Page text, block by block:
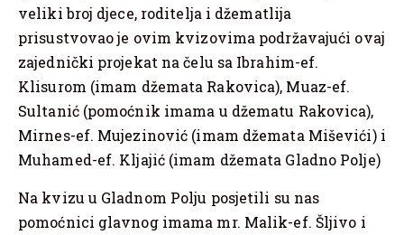
veliki broj djece, roditelja i džematlija
prisustvovao je ovim kvizovima podržavajući ovaj
zajednički projekat na čelu sa Ibrahim-ef.
Klisurom (imam džemata Rakovica), Muaz-ef.
Sultanić (pomoćnik imama u džematu Rakovica),
Mirnes-ef. Mujezinović (imam džemata Miševići) i
Muhamed-ef. Kljajić (imam džemata Gladno Polje)
Na kvizu u Gladnom Polju posjetili su nas
pomoćnici glavnog imama mr. Malik-ef. Šljivo i